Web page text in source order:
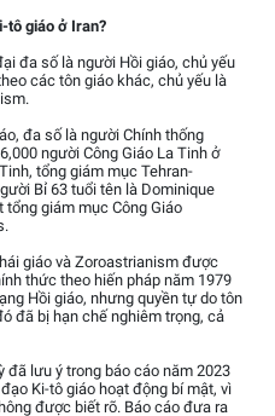
tô giáo ở Iran?
đa số là người Hồi giáo, chủ yếu
các tôn giáo khác, chủ yếu là
đa số là người Chính thống
người Công Giáo La Tinh ở
tổng giám mục Tehran-
Bỉ 63 tuổi tên là Dominique
tổng giám mục Công Giáo
giáo và Zoroastrianism được
thức theo hiến pháp năm 1979
Hồi giáo, nhưng quyền tự do tôn
đã bị hạn chế nghiêm trọng, cả
đã lưu ý trong báo cáo năm 2023
Ki-tô giáo hoạt động bí mật, vì
được biết rõ. Báo cáo đưa ra